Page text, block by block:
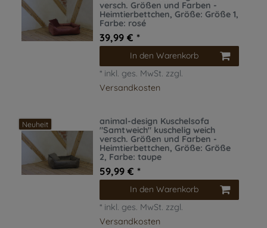
versch. Größen und Farben -
Heimtierbettchen, Größe: Größe 1,
Farbe: rosé
39,99 € *
In den Warenkorb
* inkl. ges. MwSt. zzgl.
Versandkosten
Neuheit
animal-design Kuschelsofa
"Samtweich" kuschelig weich
versch. Größen und Farben -
Heimtierbettchen, Größe: Größe
2, Farbe: taupe
59,99 € *
In den Warenkorb
* inkl. ges. MwSt. zzgl.
Versandkosten